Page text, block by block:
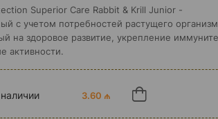
Superior Care Rabbit & Krill Junior -
с учетом потребностей растущего
на здоровое развитие, укрепление
активности.
3.60 ₼